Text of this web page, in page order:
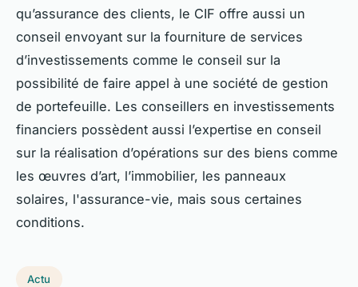
qu’assurance des clients, le CIF offre aussi un
conseil envoyant sur la fourniture de services
d’investissements comme le conseil sur la
possibilité de faire appel à une société de gestion
de portefeuille. Les conseillers en investissements
financiers possèdent aussi l’expertise en conseil
sur la réalisation d’opérations sur des biens comme
les œuvres d’art, l’immobilier, les panneaux
solaires, l'assurance-vie, mais sous certaines
conditions.
Actu